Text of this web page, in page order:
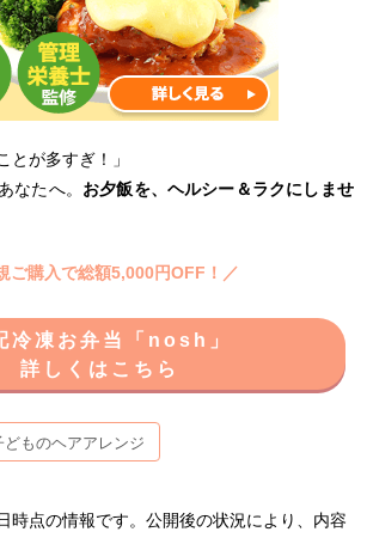
とが多すぎ！」
なたへ。 お夕飯を、ヘルシー＆ラクにしませ
ご購入で総額5,000円OFF！／
冷凍お弁当「nosh」
詳しくはこちら
どものヘアアレンジ
時点の情報です。公開後の状況により、内容